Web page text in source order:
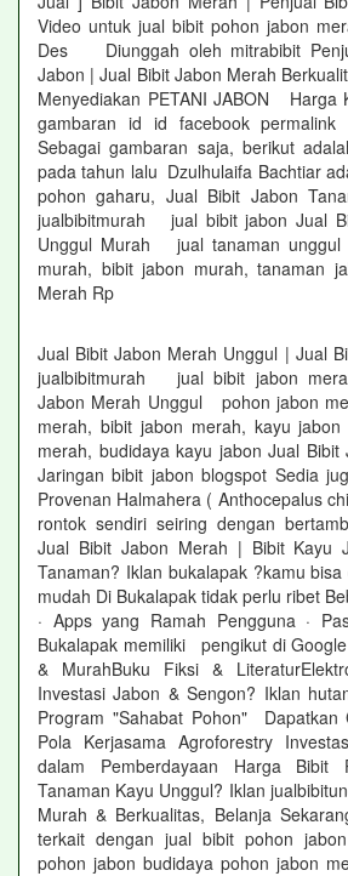
Video untuk jual bibit pohon jabon
Des Diunggah oleh mitrabibit
Jabon | Jual Bibit Jabon Merah
Menyediakan PETANI JABON Harga
gambaran id id facebook permalink
Sebagai gambaran saja, berikut
pada tahun lalu Dzulhulaifa Bachtiar
pohon gaharu, Jual Bibit Jabon
jualbibitmurah jual bibit jabon Jual
Unggul Murah jual tanaman unggul
murah, bibit jabon murah, tanaman
Merah Rp
Jual Bibit Jabon Merah Unggul | Jual
jualbibitmurah jual bibit jabon
Jabon Merah Unggul pohon jabon
merah, bibit jabon merah, kayu
merah, budidaya kayu jabon Jual Bibit
Jaringan bibit jabon blogspot Sedia
Provenan Halmahera ( Anthocepalus
rontok sendiri seiring dengan
Jual Bibit Jabon Merah | Bibit Kayu
Tanaman? Iklan bukalapak ?kamu
mudah Di Bukalapak tidak perlu ribet
· Apps yang Ramah Pengguna ·
Bukalapak memiliki pengikut di
& MurahBuku Fiksi &
Investasi Jabon & Sengon? Iklan
Program "Sahabat Pohon"
Pola Kerjasama Agroforestry
dalam Pemberdayaan Harga Bibit
Tanaman Kayu Unggul? Iklan
Murah & Berkualitas, Belanja
terkait dengan jual bibit pohon
pohon jabon budidaya pohon jabon